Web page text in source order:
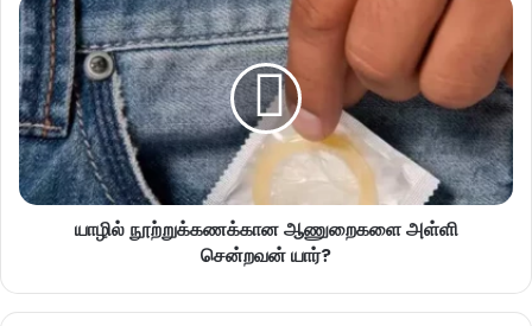
யாழில் நூற்றுக்கணக்கான ஆணுறைகளை அள்ளி
சென்றவன் யார்?